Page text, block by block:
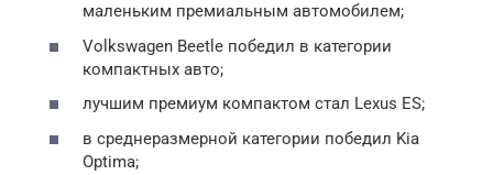
маленьким премиальным автомобилем;
Volkswagen Beetle победил в категории
компактных авто;
лучшим премиум компактом стал Lexus ES;
в среднеразмерной категории победил Kia
Optima;